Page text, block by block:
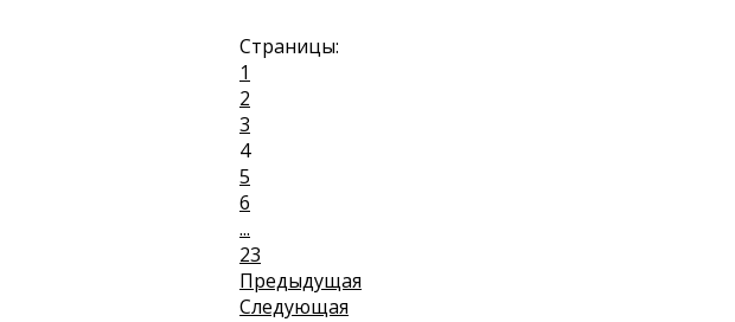
Страницы:
1
2
3
4
5
6
...
23
Предыдущая
Следующая